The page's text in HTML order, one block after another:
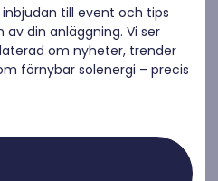
Nyproduk
till event och tips
din anläggning. Vi ser
om nyheter, trender
förnybar solenergi – precis